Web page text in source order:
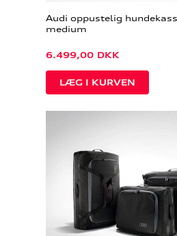
Audi oppustelig
medium
6.499,00 DKK